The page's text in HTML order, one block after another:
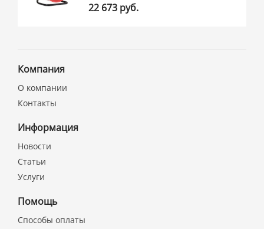
22 673 руб.
Компания
О компании
Контакты
Информация
Новости
Статьи
Услуги
Помощь
Способы оплаты